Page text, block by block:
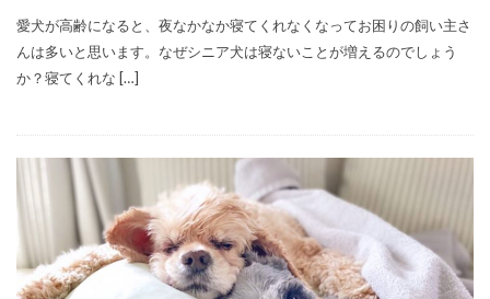
愛犬が高齢になると、夜なかなか寝てくれなくなってお困りの飼い主さ
んは多いと思います。なぜシニア犬は寝ないことが増えるのでしょう
か？寝てくれな […]